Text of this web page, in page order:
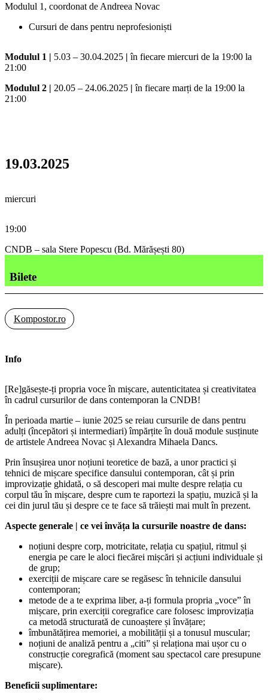
Modulul 1, coordonat de Andreea Novac
Cursuri de dans pentru neprofesioniști
Modulul 1 | 5.03 – 30.04.2025 |în fiecare miercuri de la 19:00 la
21:00
Modulul 2 | 20.05 – 24.06.2025 |în fiecare marți de la 19:00 la
21:00
19.03.2025
miercuri
19:00
CNDB – sala Stere Popescu (Bd. Mărășești 80)
Bilete
Kompostor.ro
Info
[Re]găsește-ți propria voce în mișcare, autenticitatea și creativitatea
în cadrul cursurilor de dans contemporan la CNDB!
În perioada martie – iunie 2025 se reiau cursurile de dans pentru
adulți (începători și intermediari) împărțite în două module susținute
de artistele Andreea Novac și Alexandra Mihaela Dancs.
Prin însușirea unor noțiuni teoretice de bază, a unor practici și
tehnici de mișcare specifice dansului contemporan, cât și prin
improvizație ghidată, o să descoperi mai multe despre relația cu
corpul tău în mișcare, despre cum te raportezi la spațiu, muzică și la
cei din jurul tău și despre ce te face să trăiești mai mult în prezent.
Aspecte generale | ce vei învăța la cursurile noastre de dans:
noțiuni despre corp, motricitate, relația cu spațiul, ritmul și
energia pe care le aloci fiecărei mișcări și acțiuni individuale și
de grup;
exerciții de mișcare care se regăsesc în tehnicile dansului
contemporan;
metode de a te exprima liber, a-ți formula propria „voce” în
mișcare, prin exerciții coregrafice care folosesc improvizația
ca metodă structurată de cunoaștere și învățare;
îmbunătățirea memoriei, a mobilității și a tonusul muscular;
noțiuni de analiză pentru a „citi” și relaționa mai ușor cu o
construcție coregrafică (moment sau spectacol care presupune
mișcare).
Beneficii suplimentare: